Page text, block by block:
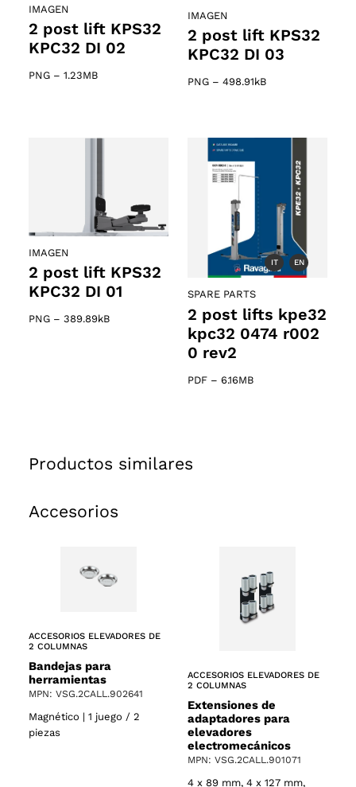
IMAGEN
2 post lift KPS32
KPC32 DI 02
PNG – 1.23MB
IMAGEN
2 post lift KPS32
KPC32 DI 03
PNG – 498.91kB
IMAGEN
2 post lift KPS32
KPC32 DI 01
PNG – 389.89kB
IT EN
SPARE PARTS
2 post lifts kpe32
kpc32 0474 r002
0 rev2
PDF – 6.16MB
Productos similares
Accesorios
ACCESORIOS ELEVADORES DE
2 COLUMNAS
Bandejas para
herramientas
MPN: VSG.2CALL.902641
Magnético | 1 juego / 2
piezas
ACCESORIOS ELEVADORES DE
2 COLUMNAS
Extensiones de
adaptadores para
elevadores
electromecánicos
MPN: VSG.2CALL.901071
4 x 89 mm, 4 x 127 mm,